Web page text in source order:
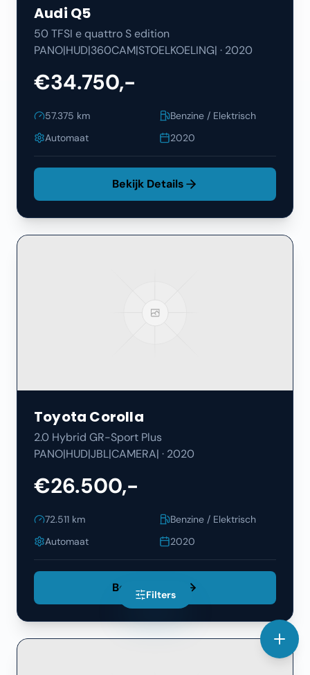
Audi Q5
50 TFSI e quattro S edition
PANO|HUD|360CAM|STOELKOELING| · 2020
€34.750,-
57.375 km
Benzine / Elektrisch
Automaat
2020
Bekijk Details
Toyota Corolla
2.0 Hybrid GR-Sport Plus
PANO|HUD|JBL|CAMERA| · 2020
€26.500,-
72.511 km
Benzine / Elektrisch
Automaat
2020
Bekijk Details
Filters